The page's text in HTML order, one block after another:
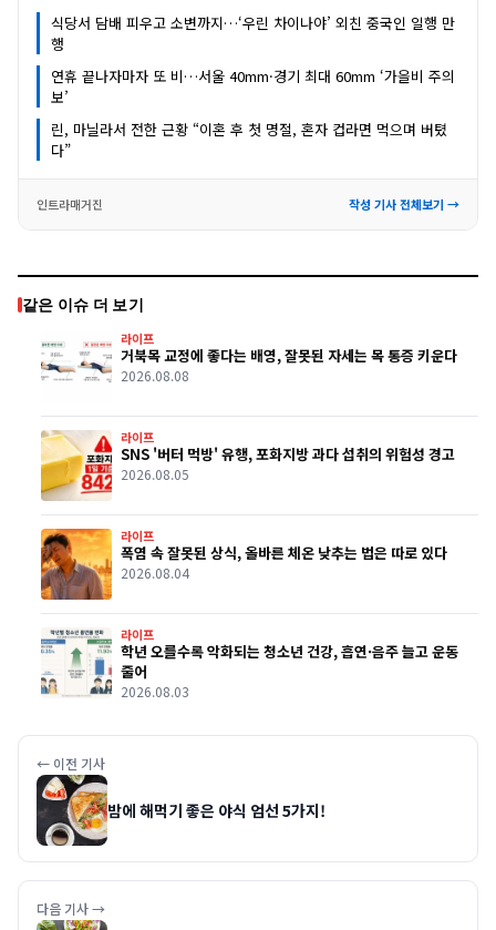
식당서 담배 피우고 소변까지…‘우린 차이나야’ 외친 중국인 일행 만
행
연휴 끝나자마자 또 비…서울 40mm·경기 최대 60mm ‘가을비 주의
보’
린, 마닐라서 전한 근황 “이혼 후 첫 명절, 혼자 컵라면 먹으며 버텼
다”
인트라매거진 작성 기사 전체보기 →
같은 이슈 더 보기
라이프
거북목 교정에 좋다는 배영, 잘못된 자세는 목 통증 키운다
2026.08.08
라이프
SNS '버터 먹방' 유행, 포화지방 과다 섭취의 위험성 경고
2026.08.05
라이프
폭염 속 잘못된 상식, 올바른 체온 낮추는 법은 따로 있다
2026.08.04
라이프
학년 오를수록 악화되는 청소년 건강, 흡연·음주 늘고 운동
줄어
2026.08.03
← 이전 기사
밤에 해먹기 좋은 야식 엄선 5가지!
다음 기사 →